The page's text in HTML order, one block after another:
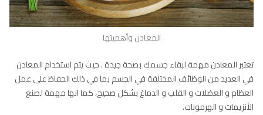
المعادن وأهميتها
تعتبر المعادن مهمة لبقاء جسمك بصحة جيدة . حيث يتم استخدام المعادن
في العديد من الوظائف المختلفة في الجسم بما في ذلك الحفاظ على عمل
العظام و العضلات و القلب و الدماغ بشكل صحيح، كما انها مهمة لصنع
الأنزيمات و الهرمونات.